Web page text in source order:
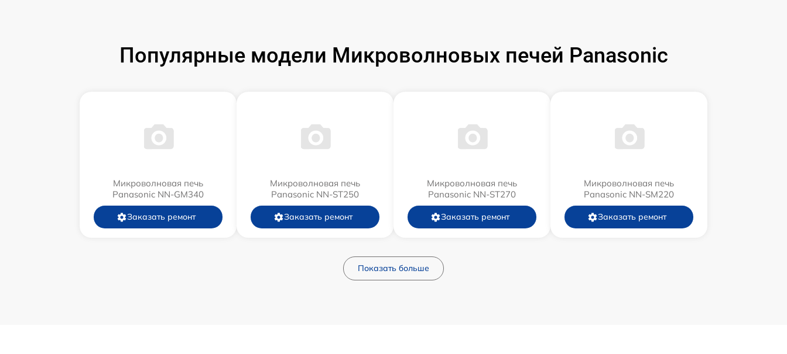
Популярные модели Микроволновых печей Panasonic
Микроволновая печь
Panasonic NN-GM340
Заказать ремонт
Микроволновая печь
Panasonic NN-ST250
Заказать ремонт
Микроволновая печь
Panasonic NN-ST270
Заказать ремонт
Микроволновая печь
Panasonic NN-SM220
Заказать ремонт
Показать больше